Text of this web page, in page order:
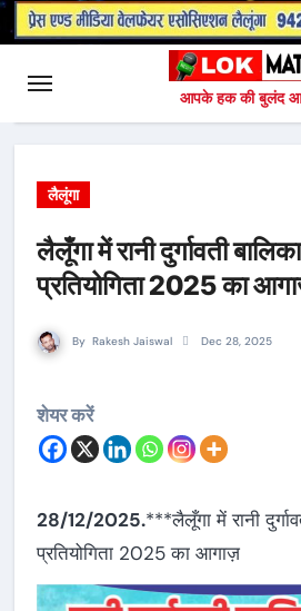
आपके हक की बुलंद
लैलूंगा
लैलूँगा में रानी दुर्गावती
प्रतियोगिता 2025 का
By Rakesh Jaiswal Dec 28, 2025
शेयर करें
28/12/2025.***लैलूँगा में रानी
प्रतियोगिता 2025 का आगाज़